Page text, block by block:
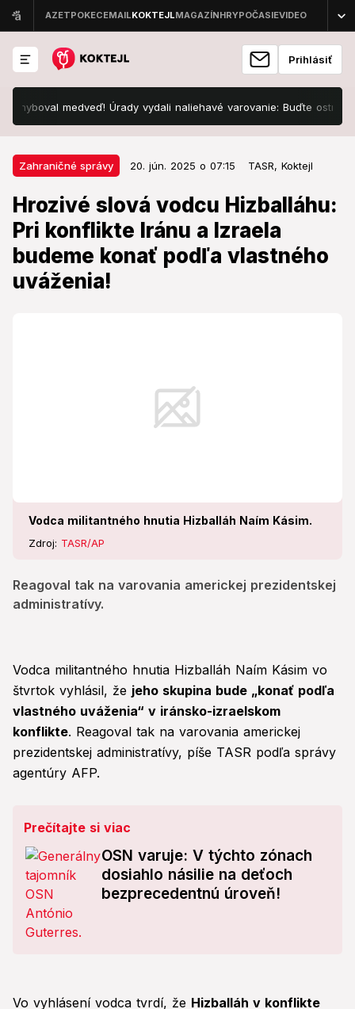
Prihlásiť
medveď! Úrady vydali naliehavé varovanie: Buďte ostražití!
Zahraničné správy 20. jún. 2025 o 07:15 TASR, Koktejl
Hrozivé slová vodcu Hizballáhu:
Pri konflikte Iránu a Izraela
budeme konať podľa vlastného
uváženia!
Vodca militantného hnutia Hizballáh Naím Kásim.
Zdroj: TASR/AP
Reagoval tak na varovania americkej prezidentskej
administratívy.
Zahraničné správy 20. jún. 2025 o 07:15
Hrozivé slová vodcu Hizballáhu:
Pri konflikte Iránu a Izraela
budeme konať podľa vlastného
uváženia!
Vodca militantného hnutia Hizballáh Naím Kásim vo
štvrtok vyhlásil, že jeho skupina bude „konať podľa
vlastného uváženia“ v iránsko-izraelskom
konflikte. Reagoval tak na varovania americkej
prezidentskej administratívy, píše TASR podľa správy
agentúry AFP.
Prečítajte si viac
OSN varuje: V týchto zónach
dosiahlo násilie na deťoch
bezprecedentnú úroveň!
Vo vyhlásení vodca tvrdí, že Hizballáh v konflikte